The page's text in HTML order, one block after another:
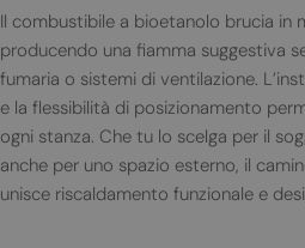
Il combustibile a bioetanolo brucia in
producendo una fiamma suggestiva
fumaria o sistemi di ventilazione.
e la flessibilità di posizionamento
ogni stanza. Che tu lo scelga per il
anche per uno spazio esterno, il
unisce riscaldamento funzionale e